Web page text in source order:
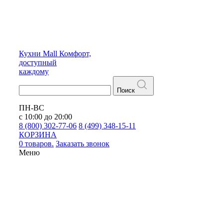
Кухни Mall Комфорт,
доступный
каждому
Поиск
ПН-ВС
с 10:00 до 20:00
8 (800) 302-77-06 8 (499) 348-15-11
КОРЗИНА
0 товаров. Заказать звонок
Меню